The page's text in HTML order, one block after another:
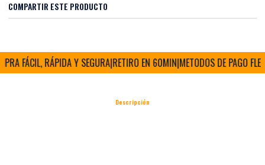
COMPARTIR ESTE PRODUCTO
FÁCIL, RÁPIDA Y SEGURA|RETIRO EN 60MIN|METODOS DE PAGO
Descripción